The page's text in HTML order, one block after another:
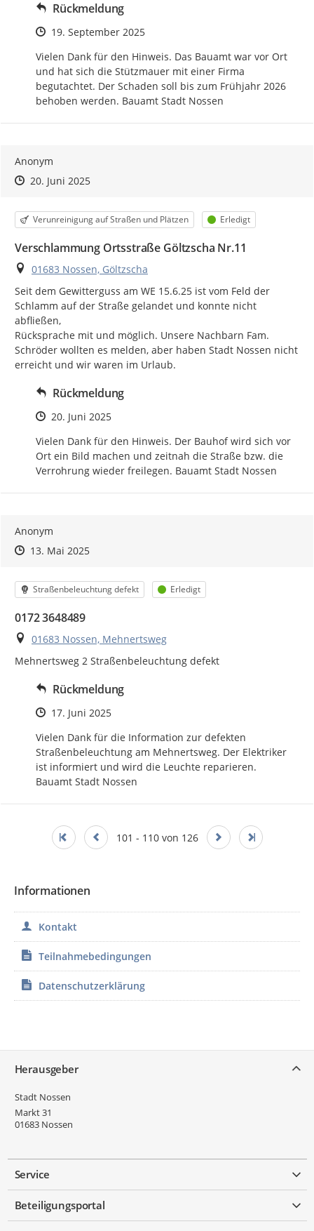
Rückmeldung
Zeitpunkt des Erstellens
19. September 2025
Vielen Dank für den Hinweis. Das Bauamt war vor Ort
und hat sich die Stützmauer mit einer Firma
begutachtet. Der Schaden soll bis zum Frühjahr 2026
behoben werden. Bauamt Stadt Nossen
Anonym
Zeitpunkt des Erstellens
Zeitpunkt des Erstellens
20. Juni 2025Zur Äußerung
Kategorie
Verunreinigung auf Straßen und Plätzen Status
Erledigt
Verschlammung Ortsstraße Göltzscha Nr.11
Ort
01683 Nossen, Göltzscha
Seit dem Gewitterguss am WE 15.6.25 ist vom Feld der
Schlamm auf der Straße gelandet und konnte nicht
abfließen,
Rücksprache mit und möglich. Unsere Nachbarn Fam.
Schröder wollten es melden, aber haben Stadt Nossen nicht
erreicht und wir waren im Urlaub.
Rückmeldung
Zeitpunkt des Erstellens
20. Juni 2025
Vielen Dank für den Hinweis. Der Bauhof wird sich vor
Ort ein Bild machen und zeitnah die Straße bzw. die
Verrohrung wieder freilegen. Bauamt Stadt Nossen
Anonym
Zeitpunkt des Erstellens
Zeitpunkt des Erstellens
13. Mai 2025Zur Äußerung
Kategorie
Straßenbeleuchtung defekt Status
Erledigt
0172 3648489
Ort
01683 Nossen, Mehnertsweg
Mehnertsweg 2 Straßenbeleuchtung defekt
Rückmeldung
Zeitpunkt des Erstellens
17. Juni 2025
Vielen Dank für die Information zur defekten
Straßenbeleuchtung am Mehnertsweg. Der Elektriker
ist informiert und wird die Leuchte reparieren.
Bauamt Stadt Nossen
101 - 110 von 126
Informationen
Kontakt
Teilnahmebedingungen
Datenschutzerklärung
Herausgeber
Stadt Nossen
Markt 31
01683 Nossen
Service
Beteiligungsportal